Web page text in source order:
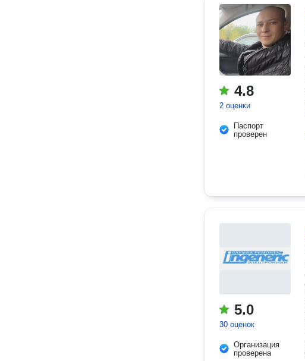
4.8
2 оценки
Паспорт
проверен
5.0
30 оценок
Организация
проверена